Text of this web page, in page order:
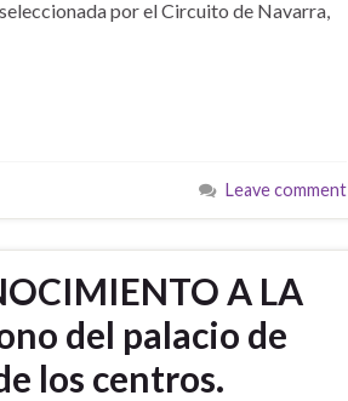
por el Circuito de Navarra,
Leave comment
A LA
del palacio de
los centros.